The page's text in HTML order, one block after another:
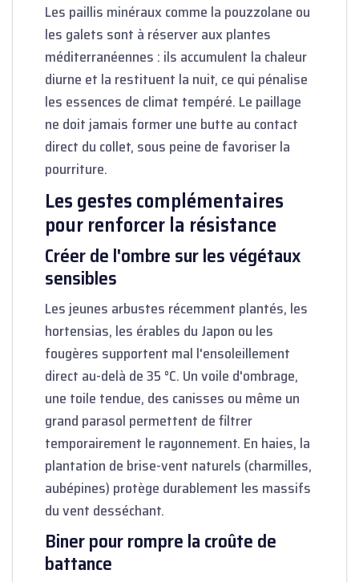
Les paillis minéraux comme la pouzzolane ou
les galets sont à réserver aux plantes
méditerranéennes : ils accumulent la chaleur
diurne et la restituent la nuit, ce qui pénalise
les essences de climat tempéré. Le paillage
ne doit jamais former une butte au contact
direct du collet, sous peine de favoriser la
pourriture.
Les gestes complémentaires
pour renforcer la résistance
Créer de l'ombre sur les végétaux
sensibles
Les jeunes arbustes récemment plantés, les
hortensias, les érables du Japon ou les
fougères supportent mal l'ensoleillement
direct au-delà de 35 °C. Un voile d'ombrage,
une toile tendue, des canisses ou même un
grand parasol permettent de filtrer
temporairement le rayonnement. En haies, la
plantation de brise-vent naturels (charmilles,
aubépines) protège durablement les massifs
du vent desséchant.
Biner pour rompre la croûte de
battance